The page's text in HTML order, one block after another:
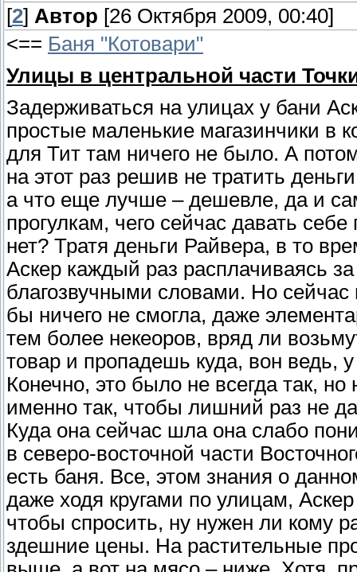
[2] Автор [26 Октября 2009, 00:40]
<== Баня "Котовари"
Улицы в центральной части
Задерживаться на улицах у бани
простые маленькие магазинчики в
для Тит там ничего не было. А
на этот раз решив не тратить
а что еще лучше – дешевле, да и
прогулкам, чего сейчас давать
нет? Тратя деньги Райвера, в то
Аскер каждый раз расплачиваясь
благозвучными словами. Но сейчас
бы ничего не смогла, даже
тем более некеоров, вряд ли
товар и пропадешь куда, вон ведь,
Конечно, это было не всегда так,
именно так, чтобы лишний раз не
Куда она сейчас шла она слабо
в северо-восточной части
есть баня. Все, этом знания о
даже ходя кругами по улицам,
чтобы спросить, ну нужен ли кому
здешние цены. На растительные